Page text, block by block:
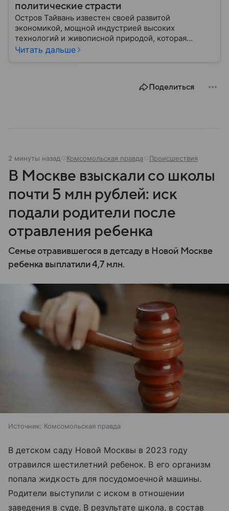
политические страсти
Остров Тайвань известен своей развитой
экономикой, мощной индустрией высоких
технологий и живописной природой, которая
сочетает в себе современные мегаполисы и горные
Читать дальше
Поделиться
2 минуты назад Комсомольская правда Происшествия
В Москве взыскали со школы
почти 5 млн рублей: иск
подали родители после
отравления ребенка
Семье отравившегося в детсаду в Новой Москве
ребенка выплатили 4,7 млн.
Источник: Комсомольская правда
В детском саду Новой Москвы в 2023 году
отравился шестилетний ребенок. В его организм
попала жидкость для посудомоечной машины.
Родители выступили с иском в отношении
заведения в суде. В результате школа, в состав